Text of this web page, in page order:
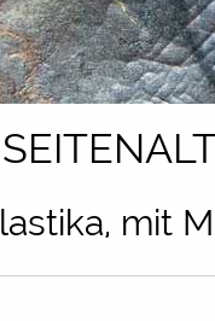
mit